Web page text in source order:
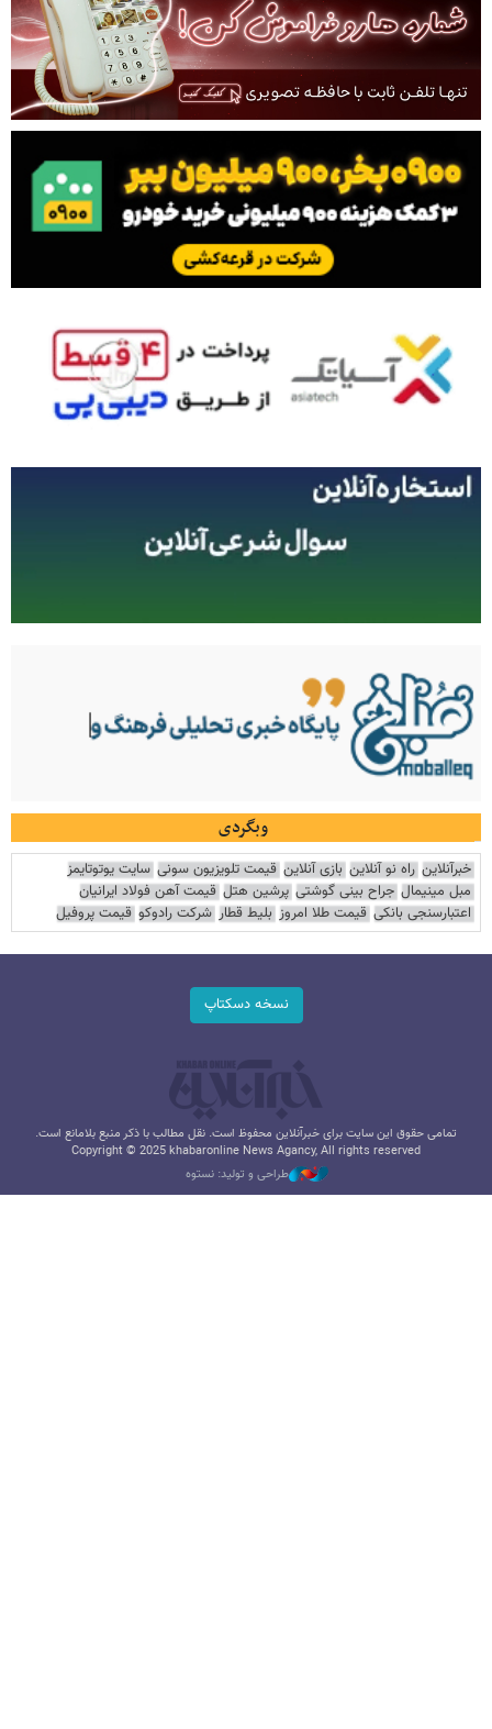
وبگردی
خبرآنلاین راه نو آنلاین بازی آنلاین قیمت تلویزیون سونی سایت یوتوتایمز
مبل مینیمال جراح بینی گوشتی پرشین هتل قیمت آهن فولاد ایرانیان
اعتبارسنجی بانکی قیمت طلا امروز بلیط قطار شرکت رادوکو قیمت پروفیل
نسخه دسکتاپ
تمامی حقوق این سایت برای خبرآنلاین محفوظ است. نقل مطالب با ذکر منبع بلامانع است.
Copyright © 2025 khabaronline News Agancy, All rights reserved
طراحی و تولید: نستوه